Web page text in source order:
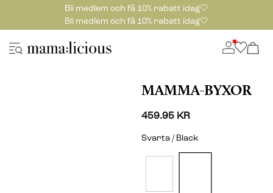
Bli medlem och få 10% rabatt idag🤍
Bli medlem och få 10% rabatt idag🤍
MAMMA-BYXOR
459.95 KR
Svarta / Black